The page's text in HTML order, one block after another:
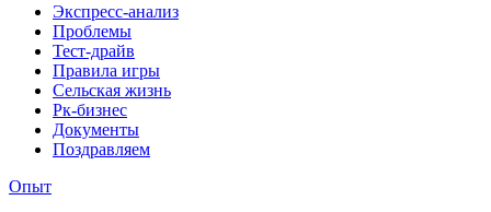
Экспресс-анализ
Проблемы
Тест-драйв
Правила игры
Сельская жизнь
Рк-бизнес
Документы
Поздравляем
Опыт